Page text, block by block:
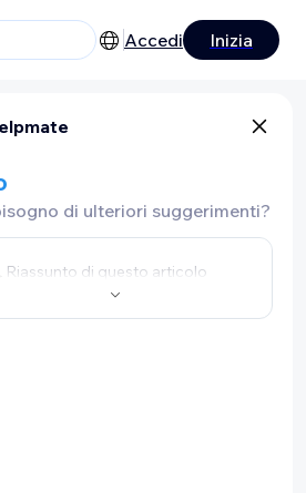
Accedi Inizia
di ulteriori suggerimenti?
Riassunto di questo articolo